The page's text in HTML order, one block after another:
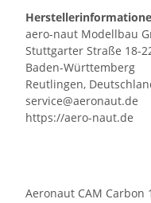
aero-naut Modellbau
Stuttgarter Straße 18-
Baden-Württemberg
Reutlingen,
service@aeronaut.de
https://aero-naut.de
Aeronaut CAM Carbon